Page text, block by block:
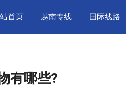
首页 越南专线 国际线路
有哪些?